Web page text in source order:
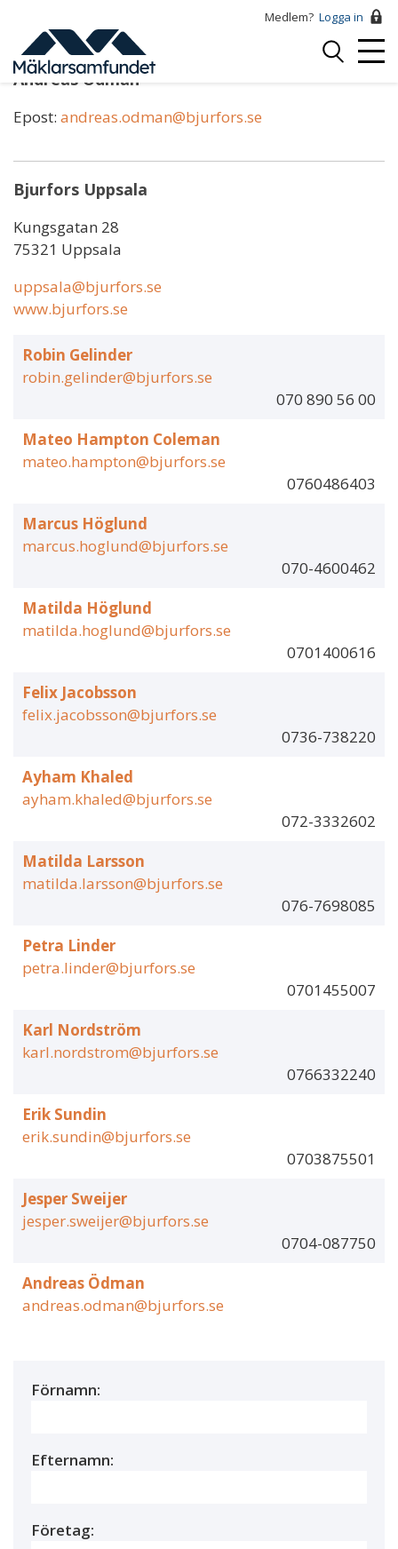
huvudinnehåll
Medlem? Logga in
Logga
Andreas Ödman
Epost: andreas.odman@bjurfors.se
Bjurfors Uppsala
Kungsgatan 28
75321 Uppsala
uppsala@bjurfors.se
www.bjurfors.se
Robin Gelinder
robin.gelinder@bjurfors.se
070 890 56 00
Mateo Hampton Coleman
mateo.hampton@bjurfors.se
0760486403
Marcus Höglund
marcus.hoglund@bjurfors.se
070-4600462
Matilda Höglund
matilda.hoglund@bjurfors.se
0701400616
Felix Jacobsson
felix.jacobsson@bjurfors.se
0736-738220
Ayham Khaled
ayham.khaled@bjurfors.se
072-3332602
Matilda Larsson
matilda.larsson@bjurfors.se
076-7698085
Petra Linder
petra.linder@bjurfors.se
0701455007
Karl Nordström
karl.nordstrom@bjurfors.se
0766332240
Erik Sundin
erik.sundin@bjurfors.se
0703875501
Jesper Sweijer
jesper.sweijer@bjurfors.se
0704-087750
Andreas Ödman
andreas.odman@bjurfors.se
Förnamn:
Efternamn:
Företag: